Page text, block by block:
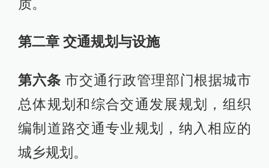
质。
第二章 交通规划与设施
第六条 市交通行政管理部门根据城市
总体规划和综合交通发展规划，组织
编制道路交通专业规划，纳入相应的
城乡规划。